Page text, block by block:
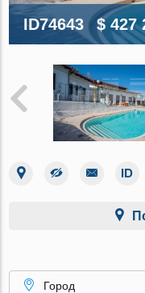
ID74643 $ 427
Город